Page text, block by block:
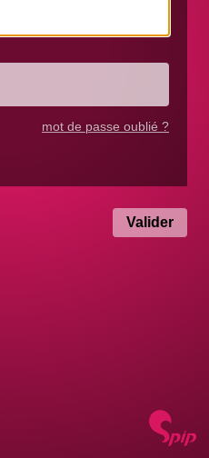
mot de passe oublié ?